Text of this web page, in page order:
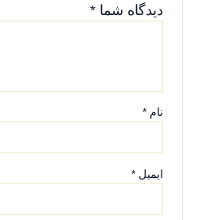
دیدگاه شما*
نام*
ایمیل*